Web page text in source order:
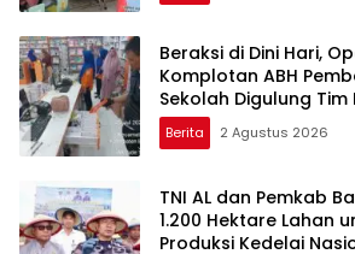
Beraksi di Dini Hari,
Komplotan ABH
Sekolah Digulung Tim
Blambangan
Berita 2 Agustus 2026
TNI AL dan Pemkab
1.200 Hektare Lahan
Produksi Kedelai